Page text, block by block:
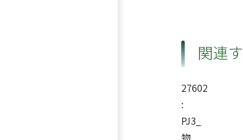
関連
27602
:
PJ3_
物